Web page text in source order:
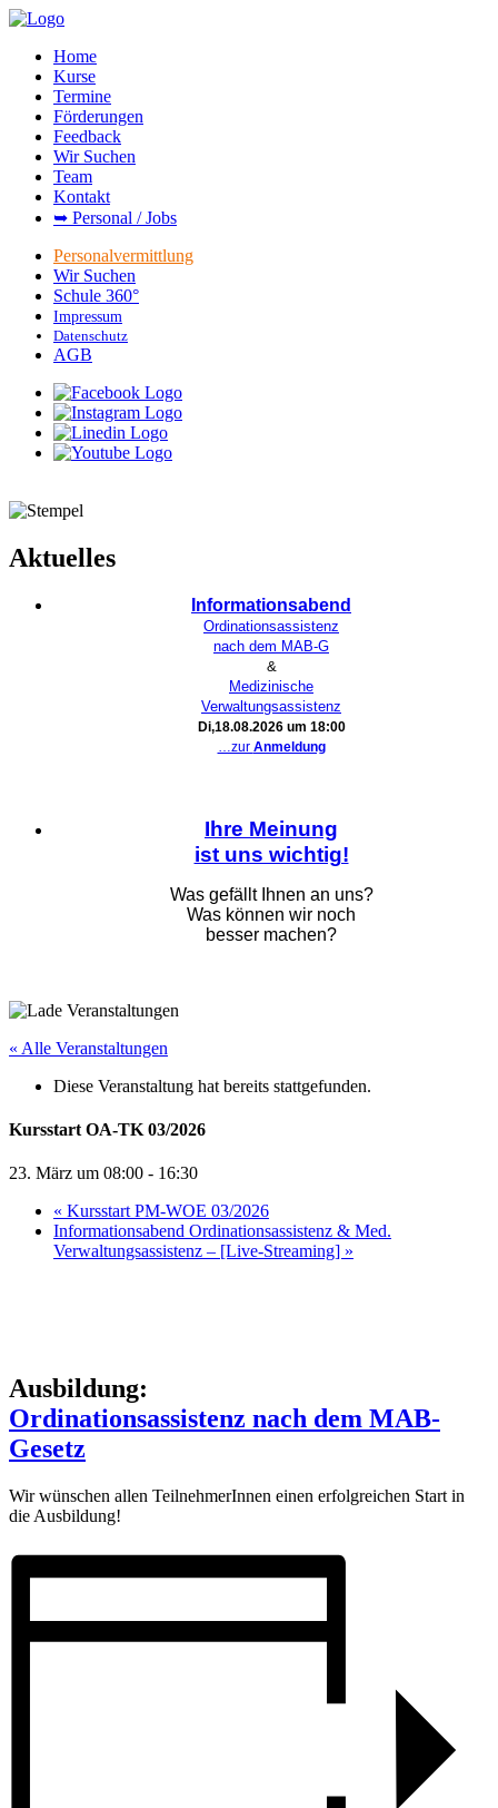
Home
Kurse
Termine
Förderungen
Feedback
Wir Suchen
Team
Kontakt
➥ Personal / Jobs
Personalvermittlung
Wir Suchen
Schule 360°
Impressum
Datenschutz
AGB
Aktuelles
Infor­ma­ti­ons­abend
Ordi­na­ti­ons­as­sis­tenz
nach dem MAB-G
&
Medi­zi­ni­sche
Verwaltungsassistenz
Di,18.08.2026 um 18:00
…zur Anmel­dung
Ihre Mei­nung
ist uns wichtig!
Was gefällt Ihnen an uns?
Was kön­nen wir noch
bes­ser machen?
« Alle Veranstaltungen
Diese Veranstaltung hat bereits stattgefunden.
Kursstart OA-TK 03/2026
23. März um 08:00 - 16:30
« Kursstart PM-WOE 03/2026
Informationsabend Ordinationsassistenz & Med.
Verwaltungsassistenz – [Live-Streaming] »
Ausbildung:
Ordinationsassistenz nach dem MAB-
Gesetz
Wir wün­schen allen Teil­neh­me­rIn­nen einen erfolg­rei­chen Start in
die Ausbildung!